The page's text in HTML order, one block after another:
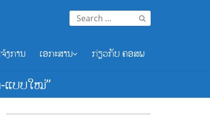
Search
for:
ງການ ເອກະສານ ກ່ຽວກັບ ຄອສພ
ແບບໃໝ່”